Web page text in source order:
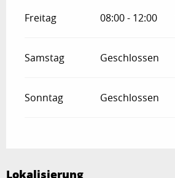
Freitag 08:00 - 12:00
Samstag Geschlossen
Sonntag Geschlossen
Lokalisierung